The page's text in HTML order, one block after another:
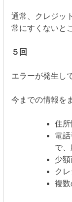
通常、クレジッ
常にすくないと
５回
エラーが発生し
今までの情報を
住所
電
で
少
ク
複数